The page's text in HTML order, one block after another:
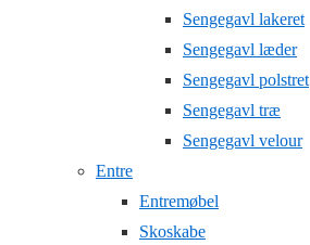
Sengegavl lakeret
Sengegavl læder
Sengegavl polstret
Sengegavl træ
Sengegavl velour
Entre
Entremøbel
Skoskabe